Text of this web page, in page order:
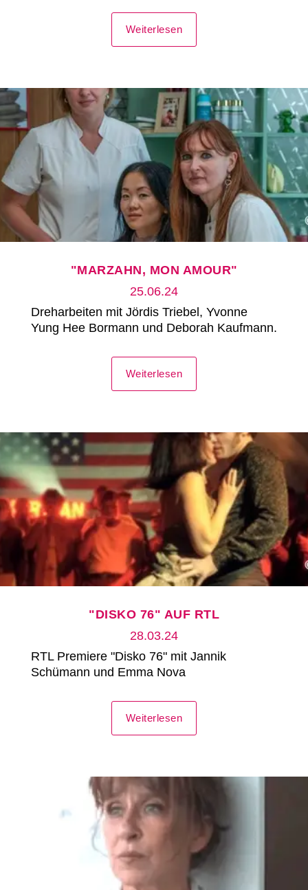
Weiterlesen
"MARZAHN, MON AMOUR"
25.06.24
Dreharbeiten mit Jördis Triebel, Yvonne
Yung Hee Bormann und Deborah Kaufmann.
Weiterlesen
"DISKO 76" AUF RTL
28.03.24
RTL Premiere "Disko 76" mit Jannik
Schümann und Emma Nova
Weiterlesen